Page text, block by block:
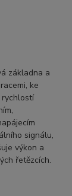
základna a
ke
rychlostí
signálu,
výkon a
řetězcích.